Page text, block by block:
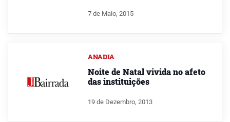
7 de Maio, 2015
ANADIA
Noite de Natal vivida no afeto
das instituições
19 de Dezembro, 2013